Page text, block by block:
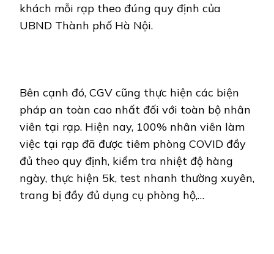
khách mỗi rạp theo đúng quy định của
UBND Thành phố Hà Nội.
Bên cạnh đó, CGV cũng thực hiện các biện
pháp an toàn cao nhất đối với toàn bộ nhân
viên tại rạp. Hiện nay, 100% nhân viên làm
việc tại rạp đã được tiêm phòng COVID đầy
đủ theo quy định, kiểm tra nhiệt độ hàng
ngày, thực hiện 5k, test nhanh thường xuyên,
trang bị đầy đủ dụng cụ phòng hộ,…